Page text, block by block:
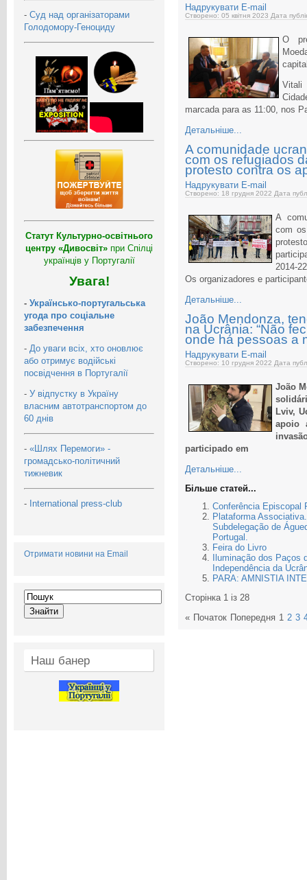
- Суд над організаторами
Голодомору-Геноциду
Статут Культурно-освітнього
центру «Дивосвіт» при Спілці
українців у Португалії
Увага!
- Українсько-португальська
угода про соціальне
забезпечення
- До уваги всіх, хто оновлює
або отримує водійські
посвідчення в Португалії
- У відпустку в Україну
власним автотранспортом до
60 днів
- «Шлях Перемоги» -
громадсько-політичний
тижневик
- International press-club
Отримати новини на Email
Наш банер
Надрукувати E-mail
Створено: 05 квітня 2023 Дата
O
Vitali
marcada para as 11:00, nos
Детальніше...
A comunidade
com os refugiados
protesto contra os
Надрукувати E-mail
Створено: 18 грудня 2022 Дата
A
com
2014-
Os organizadores e
Детальніше...
João Mendonza,
na Ucrânia: “Não
onde há pessoas a
Надрукувати E-mail
Створено: 10 грудня 2022 Дата
João
Lviv,
apoio
participado em
Детальніше...
Більше статей...
Conferência Episcopal
Plataforma
Subdelegação de
Portugal.
Feira do Livro
Iluminação dos Paços
Independência da
PARA: AMNISTIA
Сторінка 1 із 28
« Початок Попередня 1 2 3